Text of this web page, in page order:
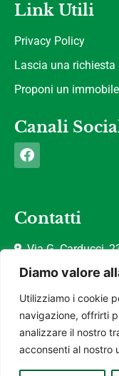
Diamo valore
Utilizziamo i cookie
navigazione, offrirti
analizzare il nostro
acconsenti al nostro
Link Utili
Privacy Policy
Lascia una richiesta
Proponi un immobile
Canali
Contatti
Via G. Carducci,
(LU)
+39 0584 745912